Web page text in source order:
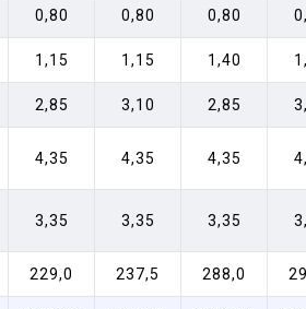
0,80 0,80 0,80
1,15 1,15 1,40
2,85 3,10 2,85
4,35 4,35 4,35
3,35 3,35 3,35
229,0 237,5 288,0